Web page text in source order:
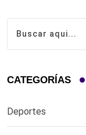
CATEGORÍAS
Deportes